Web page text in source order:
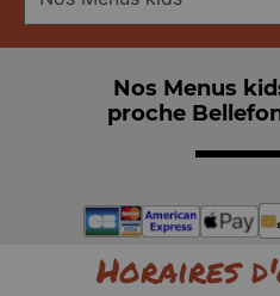
Nos Menus
proche
Horaires